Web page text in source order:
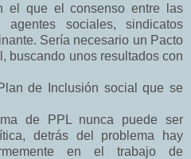
el que el consenso entre las
agentes sociales, sindicatos
Sería necesario un Pacto
buscando unos resultados con
de Inclusión social que se
de PPL nunca puede ser
detrás del problema hay
en el trabajo de